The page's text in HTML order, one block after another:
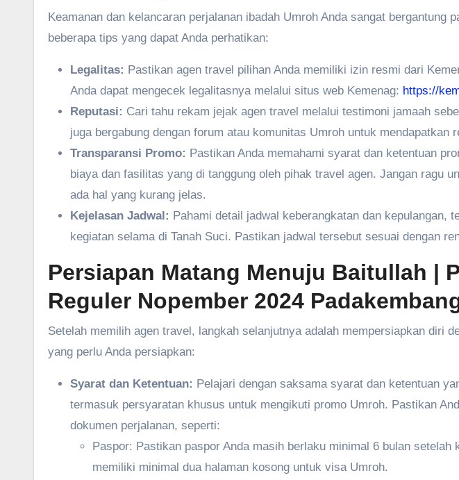
Keamanan dan kelancaran perjalanan ibadah Umroh Anda sangat bergantung
beberapa tips yang dapat Anda perhatikan:
Legalitas: Pastikan agen travel pilihan Anda memiliki izin resmi dari
Anda dapat mengecek legalitasnya melalui situs web Kemenag: https://
Reputasi: Cari tahu rekam jejak agen travel melalui testimoni jamaah
juga bergabung dengan forum atau komunitas Umroh untuk mendapatkan
Transparansi Promo: Pastikan Anda memahami syarat dan ketentuan
biaya dan fasilitas yang di tanggung oleh pihak travel agen. Jangan ragu
ada hal yang kurang jelas.
Kejelasan Jadwal: Pahami detail jadwal keberangkatan dan kepulangan,
kegiatan selama di Tanah Suci. Pastikan jadwal tersebut sesuai dengan
Persiapan Matang Menuju Baitullah |
Reguler Nopember 2024
Setelah memilih agen travel, langkah selanjutnya adalah mempersiapkan diri
yang perlu Anda persiapkan:
Syarat dan Ketentuan: Pelajari dengan saksama syarat dan ketentuan
termasuk persyaratan khusus untuk mengikuti promo Umroh. Pastikan
dokumen perjalanan, seperti:
Paspor: Pastikan paspor Anda masih berlaku minimal 6 bulan setelah
memiliki minimal dua halaman kosong untuk visa Umroh.